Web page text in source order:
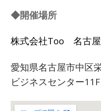
◆開催場所
株式会社Too名古
愛知県名古屋市中区
ビジネスセンター11F